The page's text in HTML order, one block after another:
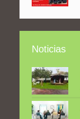
Noticias